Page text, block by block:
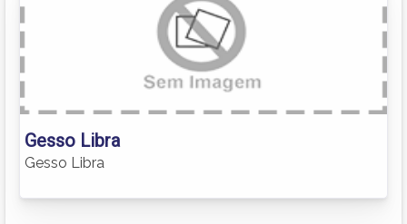
Gesso Libra
Gesso Libra